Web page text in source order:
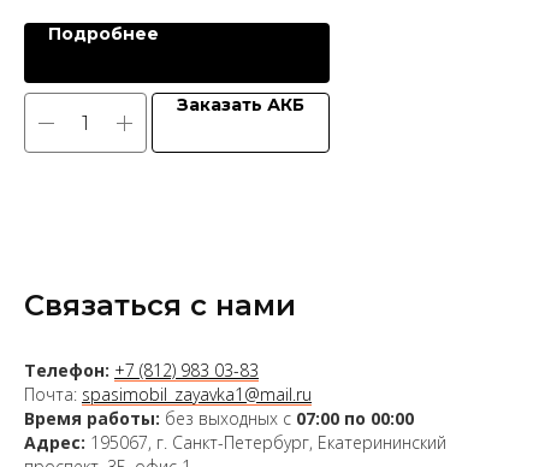
Подробнее
Заказать АКБ
Связаться с нами
Телефон: +7 (812) 983 03-83
Почта: spasimobil_zayavka1@mail.ru
Время работы: без выходных с 07:00 по 00:00
Адрес: 195067, г. Санкт-Петербург, Екатерининский